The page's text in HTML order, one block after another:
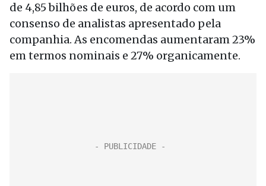
de 4,85 bilhões de euros, de acordo com um
consenso de analistas apresentado pela
companhia. As encomendas aumentaram 23%
em termos nominais e 27% organicamente.